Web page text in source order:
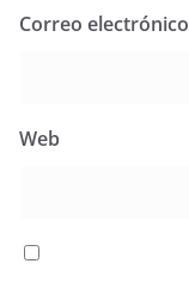
Correo electrónico
Web